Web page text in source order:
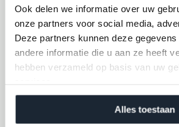
Ook delen we informatie over uw
onze partners voor social media,
Deze partners kunnen deze
andere informatie die u aan ze heeft
hebben verzameld op basis van uw
Alles toestaan
Let op: een sloep van 6 meter of
zomaar in elke tuin of garage.
haven kost geld. Denk dus vooraf
jouw sloep straks blijft.